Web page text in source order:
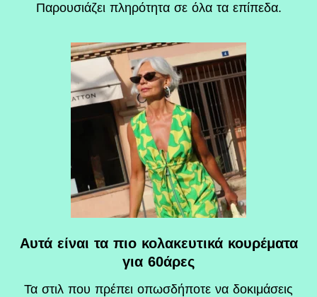
Παρουσιάζει πληρότητα σε όλα τα επίπεδα.
Αυτά είναι τα πιο κολακευτικά κουρέματα
για 60άρες
Τα στιλ που πρέπει οπωσδήποτε να δοκιμάσεις